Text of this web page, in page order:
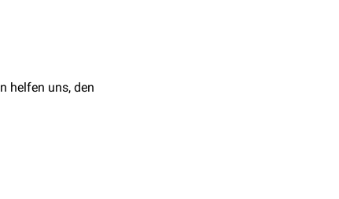
Überreste zur
helfen uns, den